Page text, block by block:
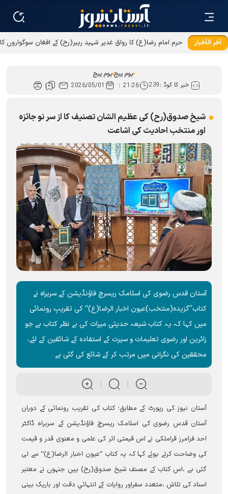
آخر الأخبار
حرم امام رضا(ع) کا رواق غدیر شہید رہبر(رح) کے افغان سوگواروں کا
ہوم پیج ہوم پیج
خبر کا کوڈ :239
21:26
2026/05/01
شیخ صدوق(رح) کی عظیم الشان تصنیف کا از سر نو جائزہ
اور منتخب احادیث کی اشاعت
آستان قدس رضوی کی اسلامک ریسرچ فاؤنڈیشن کے سربراہ نے
کتاب’’گزیدہ(منتخب)عیون اخبار الرضا(ع)‘‘ کی تقریبِ رونمائی
میں کہا کہ یہ کتاب شیعہ حدیثی میراث کی بے نظر کتاب ہے جو
زائرین اور رضوی تعلیمات و سیرت کے استفادہ کے شائقین کے لئے،
محققین کی نگرانی میں مرتب کر کے شائع کی گئی ہے ۔
آستان نیوز کی رپورٹ کے مطابق؛ کتاب کی تقریب رونمائی کے دوران
آستان قدس رضوی کی اسلامک ریسرچ فاؤنڈیشن کے سربراہ ڈاکٹر
احد فرامرز قراملکی نے اس قیمتی اثر کی علمی و معنوی قدر و قیمت
کی وضاحت کرتے ہوئے کہا کہ یہ کتاب ’’عیون اخبار الرضا(ع)‘‘ سے لی
گئی ہے ،اس کتاب کے مصنف شیخ صدوق(رح) ہیں جنہوں نے معتبر
اسناد کی تلاش ،متعدد سفراور روایات کے انتہائي دقت اور باریک بینی